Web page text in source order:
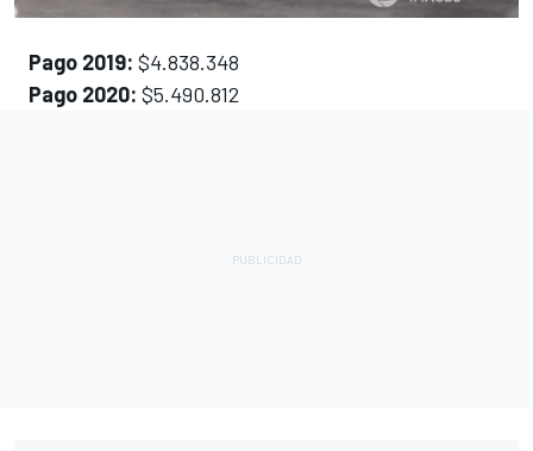
Pago 2019: $4.838.348
Pago 2020: $5.490.812